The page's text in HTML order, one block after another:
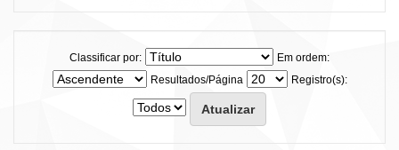
Classificar por:
Em ordem:
Resultados/Página
Registro(s):